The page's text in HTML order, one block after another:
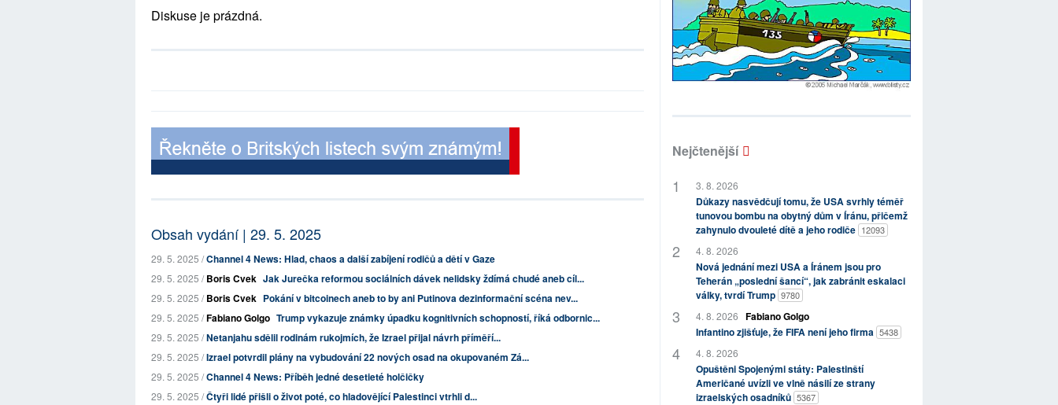
Diskuse je prázdná.
Obsah vydání | 29. 5. 2025
29. 5. 2025 /Channel 4 News: Hlad, chaos a další zabíjení rodičů a dětí v Gaze
29. 5. 2025 /Boris Cvek Jak Jurečka reformou sociálních dávek nelidsky ždímá chudé aneb cíl...
29. 5. 2025 /Boris Cvek Pokání v bitcoinech aneb to by ani Putinova dezinformační scéna nev...
29. 5. 2025 /Fabiano Golgo Trump vykazuje známky úpadku kognitivních schopností, říká odbornic...
29. 5. 2025 /Netanjahu sdělil rodinám rukojmích, že Izrael přijal návrh příměří...
29. 5. 2025 /Izrael potvrdil plány na vybudování 22 nových osad na okupovaném Zá...
29. 5. 2025 /Channel 4 News: Příběh jedné desetieté holčičky
29. 5. 2025 /Čtyři lidé přišli o život poté, co hladovějící Palestinci vtrhli d...
Nejčtenější
3. 8. 2026
Důkazy nasvědčují tomu, že USA svrhly téměř
tunovou bombu na obytný dům v Íránu, přičemž
zahynulo dvouleté dítě a jeho rodiče 12093
4. 8. 2026
Nová jednání mezi USA a Íránem jsou pro
Teherán „poslední šancí“, jak zabránit eskalaci
války, tvrdí Trump 9780
4. 8. 2026 Fabiano Golgo
Infantino zjišťuje, že FIFA není jeho firma 5438
4. 8. 2026
Opuštěni Spojenými státy: Palestinští
Američané uvízli ve vlně násilí ze strany
izraelských osadníků 5367